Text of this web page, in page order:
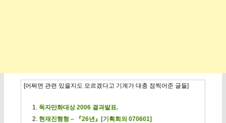
[어쩌면 관련 있을지도 모르겠다고 기계가 대충 점찍어준 글들]
독자만화대상 2006 결과발표.
현재진행형 – 『26년』[기획회의 070601]